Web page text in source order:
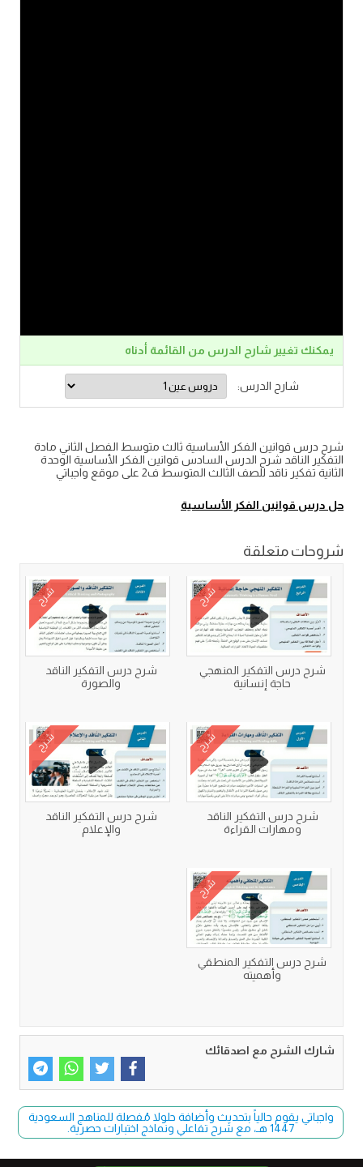
يمكنك تغيير شارح الدرس من القائمة أدناه
شارح الدرس:
شرح درس قوانين الفكر الأساسية ثالث متوسط الفصل الثاني مادة
التفكير الناقد شرح الدرس السادس قوانين الفكر الأساسية الوحدة
الثانية تفكير ناقد للصف الثالث المتوسط ف2 على موقع واجباتي
حل درس قوانين الفكر الأساسية
شروحات متعلقة
شرح
شرح درس التفكير المنهجي
حاجة إنسانية
شرح
شرح درس التفكير الناقد
والصورة
شرح
شرح درس التفكير الناقد
ومهارات القراءة
شرح
شرح درس التفكير الناقد
والإعلام
شرح
شرح درس التفكير المنطقي
وأهميته
شارك الشرح مع اصدقائك
واجباتي يقوم حالياً بتحديث وأضافة حلولا مُفصلة للمناهج السعودية
1447 هـ، مع شرح تفاعلي ونماذج اختبارات حصرية.